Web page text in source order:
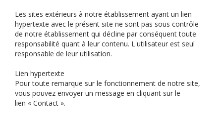
Les sites extérieurs à notre établissement ayant un lien
hypertexte avec le présent site ne sont pas sous contrôle
de notre établissement qui décline par conséquent toute
responsabilité quant à leur contenu. L'utilisateur est seul
responsable de leur utilisation.
Lien hypertexte
Pour toute remarque sur le fonctionnement de notre site,
vous pouvez envoyer un message en cliquant sur le
lien « Contact ».